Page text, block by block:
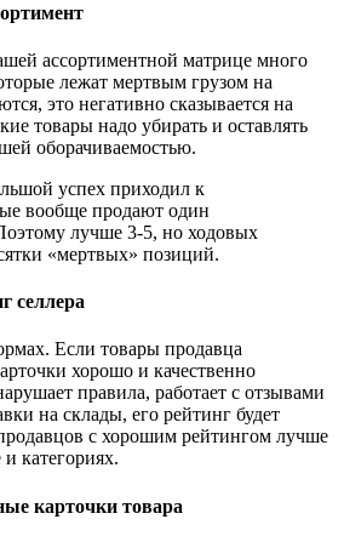
ассортиментной матрице много
лежат мертвым грузом на
это негативно сказывается на
товары надо убирать и оставлять
оборачиваемостью.
успех приходил к
вообще продают один
лучше 3-5, но ходовых
«мертвых» позиций.
селлера
Если товары продавца
хорошо и качественно
правила, работает с отзывами
на склады, его рейтинг будет
с хорошим рейтингом лучше
категориях.
карточки товара